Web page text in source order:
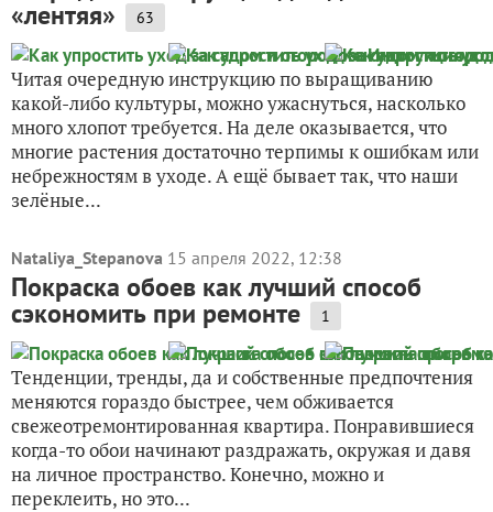
«лентяя» 63
Читая очередную инструкцию по выращиванию
какой-либо культуры, можно ужаснуться, насколько
много хлопот требуется. На деле оказывается, что
многие растения достаточно терпимы к ошибкам или
небрежностям в уходе. А ещё бывает так, что наши
зелёные...
Nataliya_Stepanova 15 апреля 2022, 12:38
Покраска обоев как лучший способ
сэкономить при ремонте 1
Тенденции, тренды, да и собственные предпочтения
меняются гораздо быстрее, чем обживается
свежеотремонтированная квартира. Понравившиеся
когда-то обои начинают раздражать, окружая и давя
на личное пространство. Конечно, можно и
переклеить, но это...